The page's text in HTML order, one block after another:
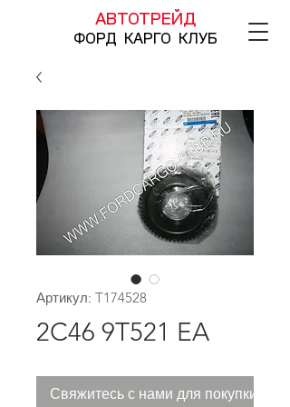
АВТОТРЕЙД
ФОРД КАРГО КЛУБ
Артикул: T174528
2C46 9T521 EA
Свяжитесь с нами для покупки